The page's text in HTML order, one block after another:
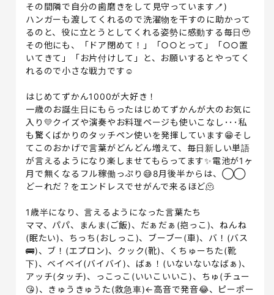
その間隣で自分の歯磨きをして見守っています🪥)
ハンガーも渡してくれるので洗濯物を干すのに助かって
るのと、役に立とうとしてくれる姿勢に感動する毎日🥹
その他にも、「ドア閉めて！」「○○とって」「○○置
いてきて」「お片付けして」と、お願いするとやってく
れるので小さな戦力です☺️
はじめてずかん1000が大好き！
一歳のお誕生日にもらったはじめてずかんが大のお気に
入り💛クイズや演奏やお料理ページも使いこなし･･･私
も驚くばかりのタッチペン使いを発揮しています😁そし
てこのおかげで言葉がどんどん増えて、毎日新しい単語
が言えるようになり楽しませてもらってます✨電池が1ヶ
月で無くなるフル稼働っぷり😅8月後半からは、◯◯
どーれだ？をエンドレスでせがんで来るほど🫠
1歳半になり、言えるようになった言葉たち
ママ、パパ、まんま(ご飯)、だぁだぁ(抱っこ)、ねんね
(眠たい)、ちっち(おしっこ)、ブーブー(車)、バ！(バス
🚌)、ブ！(エプロン)、クック(靴)、くちゅーちた(靴
下)、ベイベイ(バイバイ)、ばぁ！(いないないなばぁ)、
アッチ(タッチ)、っこっこ(いいこいいこ)、ちゅ(チュー
😘)、きゅうきゅうた(救急車)←高音で発音😂、ピーポー